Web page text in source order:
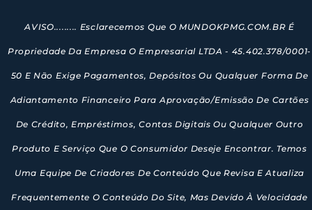
AVISO......... Esclarecemos Que O MUNDOKPMG.COM.BR É
Propriedade Da Empresa O Empresarial LTDA - 45.402.378/0001-
50 E Não Exige Pagamentos, Depósitos Ou Qualquer Forma De
Adiantamento Financeiro Para Aprovação/emissão De Cartões
De Crédito, Empréstimos, Contas Digitais Ou Qualquer Outro
Produto E Serviço Que O Consumidor Deseje Encontrar. Temos
Uma Equipe De Criadores De Conteúdo Que Revisa E Atualiza
Frequentemente O Conteúdo Do Site, Mas Devido À Velocidade